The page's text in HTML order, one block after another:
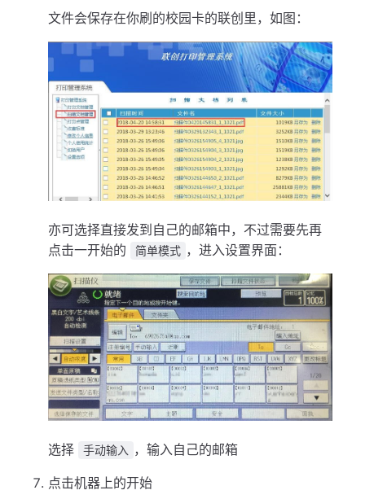
文件会保存在你刷的校园卡的联创里，如图：
亦可选择直接发到自己的邮箱中，不过需要先再
点击一开始的
简单模式 ，进入设置界面：
选择 手动输入 ，输入自己的邮箱
点击机器上的开始